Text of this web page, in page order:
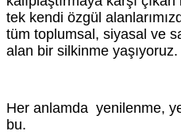
tek kendi özgül
tüm toplumsal, siyasal ve
alan bir silkinme yaşıyoruz.
Her anlamda yenilenme,
bu.